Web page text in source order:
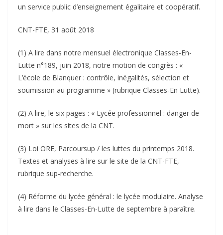
un service public d’enseignement égalitaire et coopératif.
CNT-FTE, 31 août 2018
(1) A lire dans notre mensuel électronique Classes-En-
Lutte n°189, juin 2018, notre motion de congrès : «
L’école de Blanquer : contrôle, inégalités, sélection et
soumission au programme » (rubrique Classes-En Lutte).
(2) A lire, le six pages : « Lycée professionnel : danger de
mort » sur les sites de la CNT.
(3) Loi ORE, Parcoursup / les luttes du printemps 2018.
Textes et analyses à lire sur le site de la CNT-FTE,
rubrique sup-recherche.
(4) Réforme du lycée général : le lycée modulaire. Analyse
à lire dans le Classes-En-Lutte de septembre à paraître.